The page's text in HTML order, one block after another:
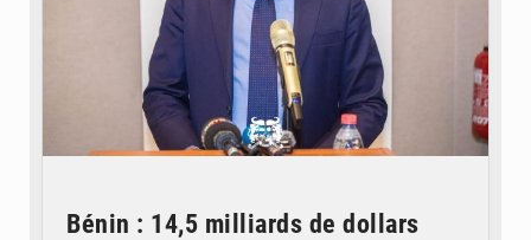
Bénin : 14,5 milliards de dollars